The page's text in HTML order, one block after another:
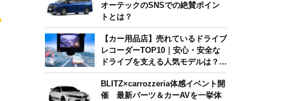
オーテックのSNSでの絶賛ポイン
トとは？
【カー用品店】売れているドライブ
レコーダーTOP10｜安心・安全な
ドライブを支える人気モデルは？
【2026年6月版】
BLITZ×carrozzeria体感イベント開
催 最新パーツ＆カーAVを一挙体